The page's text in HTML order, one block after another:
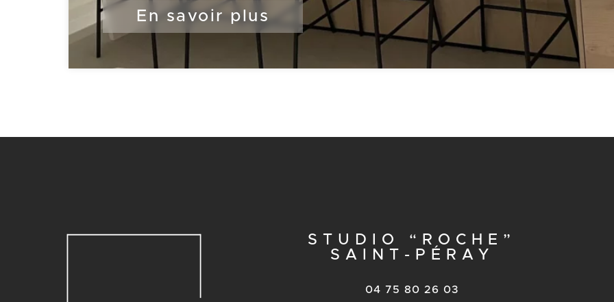
En savoir plus
STUDIO “ROCHE”
SAINT-PÉRAY
04 75 80 26 03